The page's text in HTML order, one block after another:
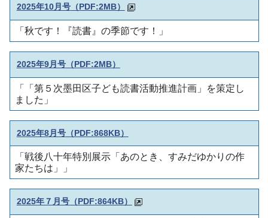
2025年10月号（PDF:2MB）
「秋です！『読書』の季節です！」
2025年9月号（PDF:2MB）
「「第５次墨田区子ども読書活動推進計画」を策定し
ました」
2025年8月号（PDF:868KB）
「戦後八十年特別展示「あのとき、すみだゆかりの作
家たちは」」
2025年７月号（PDF:864KB）